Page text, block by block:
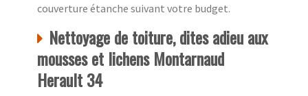
couverture étanche suivant votre budget.
Nettoyage de toiture, dites adieu aux
mousses et lichens Montarnaud
Herault 34